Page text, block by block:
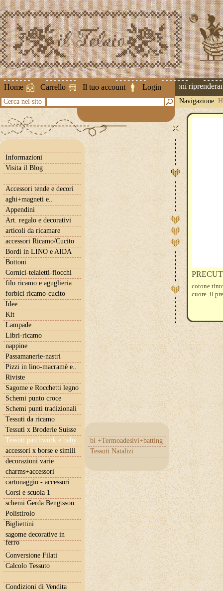
Home Carrello Il tuo account Login
Attenzione ! Le spedizioni
Cerca nel sito Navigazione:
Informazioni
Visita il Blog
Accessori tende e decori
aghi+magneti e..
Appendini
Art. regalo e decorativi
articoli da ricamare
accessori Ricamo/Cucito
Bordi in LINO e AIDA
Bottoni
Cornici-telaietti-fiocchi
filo ricamo e aguglieria
forbici ricamo-cucito
Idee
Kit
Lampade
Libri-ricamo
nappine
Passamanerie-nastri
Pizzi in lino-macramè e..
Riviste
Sagome e Rocchetti legno
Schemi punto croce
Schemi punti tradizionali
Tessuti da ricamo
Tessuti x Broderie Suisse
Tessuti patchwork e baby
bi +Termoadesivi+batting
Tessuti Natalizi
accessori x borse e simili
decorazioni varie
charms+accessori
cartonaggio - accessori
Corsi e scuola 1
schemi Gerda Bengtsson
Polistirolo
Bigliettini
sagome decorative in
ferro
Conversione Filati
Calcolo Tessuto
Condizioni di Vendita
cotone
cuore. il